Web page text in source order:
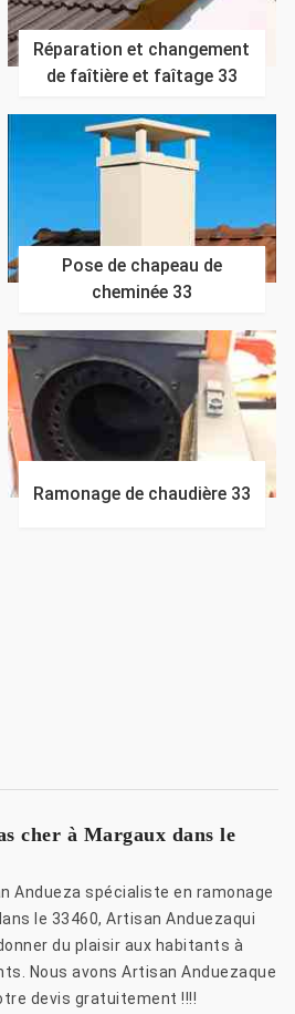
Réparation et changement
de faîtière et faîtage 33
Pose de chapeau de
cheminée 33
Ramonage de chaudière 33
cher à Margaux dans le
Andueza spécialiste en ramonage
le 33460, Artisan Anduezaqui
du plaisir aux habitants à
Nous avons Artisan Anduezaque
devis gratuitement !!!!